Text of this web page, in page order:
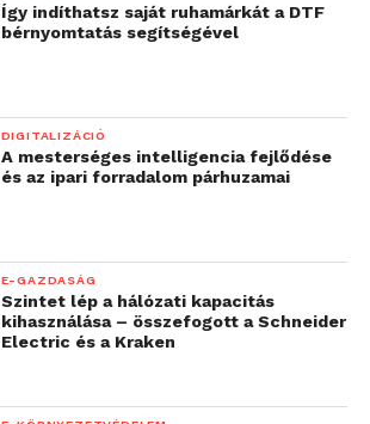
Így indíthatsz saját ruhamárkát a DTF
bérnyomtatás segítségével
DIGITALIZÁCIÓ
A mesterséges intelligencia fejlődése
és az ipari forradalom párhuzamai
E-GAZDASÁG
Szintet lép a hálózati kapacitás
kihasználása – összefogott a Schneider
Electric és a Kraken